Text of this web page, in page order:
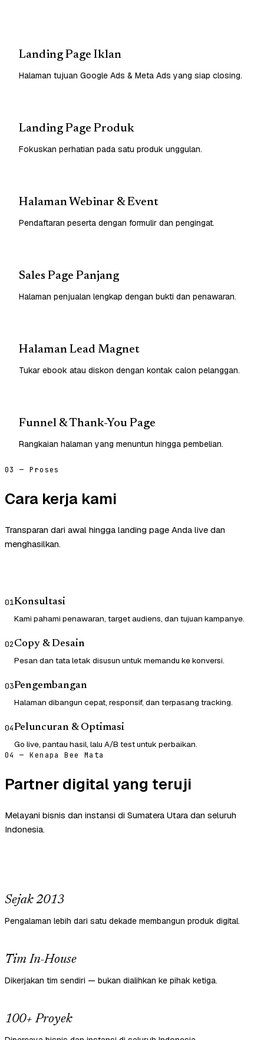
Landing Page Iklan
Halaman tujuan Google Ads & Meta Ads yang siap closing.
Landing Page Produk
Fokuskan perhatian pada satu produk unggulan.
Halaman Webinar & Event
Pendaftaran peserta dengan formulir dan pengingat.
Sales Page Panjang
Halaman penjualan lengkap dengan bukti dan penawaran.
Halaman Lead Magnet
Tukar ebook atau diskon dengan kontak calon pelanggan.
Funnel & Thank-You Page
Rangkaian halaman yang menuntun hingga pembelian.
03 — Proses
Cara kerja kami
Transparan dari awal hingga landing page Anda live dan
menghasilkan.
01Konsultasi
Kami pahami penawaran, target audiens, dan tujuan kampanye.
02Copy & Desain
Pesan dan tata letak disusun untuk memandu ke konversi.
03Pengembangan
Halaman dibangun cepat, responsif, dan terpasang tracking.
04Peluncuran & Optimasi
Go live, pantau hasil, lalu A/B test untuk perbaikan.
04 — Kenapa Bee Mata
Partner digital yang teruji
Melayani bisnis dan instansi di Sumatera Utara dan seluruh
Indonesia.
Sejak 2013
Pengalaman lebih dari satu dekade membangun produk digital.
Tim In-House
Dikerjakan tim sendiri — bukan dialihkan ke pihak ketiga.
100+ Proyek